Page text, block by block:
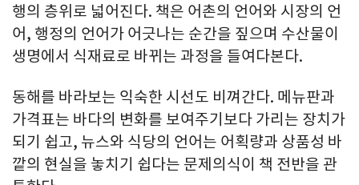
행의 층위로 넓어진다. 책은 어촌의 언어와 시장의 언
어, 행정의 언어가 어긋나는 순간을 짚으며 수산물이
생명에서 식재료로 바뀌는 과정을 들여다본다.
동해를 바라보는 익숙한 시선도 비껴간다. 메뉴판과
가격표는 바다의 변화를 보여주기보다 가리는 장치가
되기 쉽고, 뉴스와 식당의 언어는 어획량과 상품성 바
깥의 현실을 놓치기 쉽다는 문제의식이 책 전반을 관